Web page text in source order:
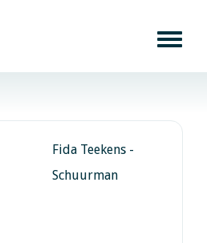
Fida Teekens -
Schuurman